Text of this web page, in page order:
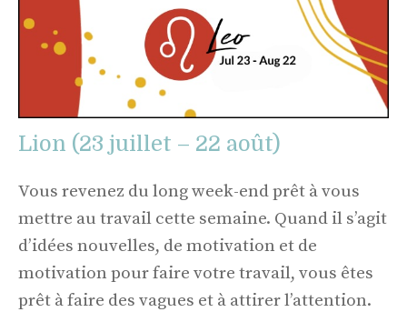
Lion (23 juillet – 22 août)
Vous revenez du long week-end prêt à vous
mettre au travail cette semaine. Quand il s’agit
d’idées nouvelles, de motivation et de
motivation pour faire votre travail, vous êtes
prêt à faire des vagues et à attirer l’attention.